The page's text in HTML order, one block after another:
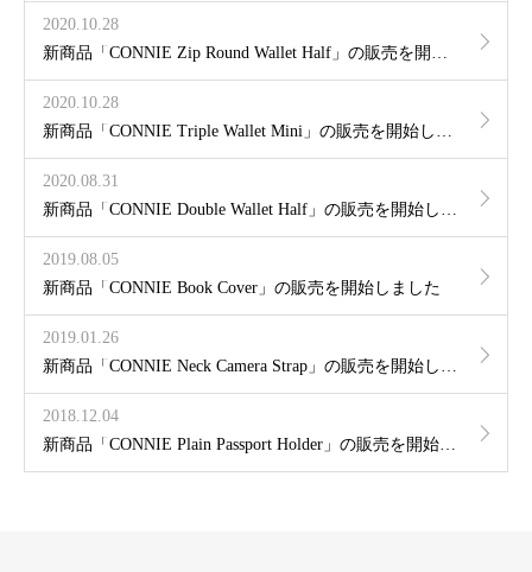
2020.10.28
2020.10.28
2020.08.31
2019.08.05
新商品「CONNIE Book Cover」の販売を開始しました
2019.01.26
2018.12.04